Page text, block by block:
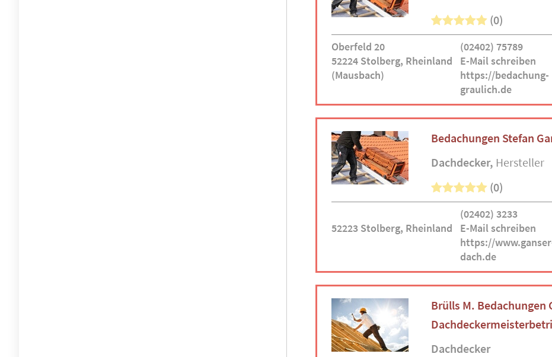
(0)
Oberfeld 20
52224 Stolberg, Rheinland
(Mausbach)
(02402) 75789
E-Mail schreiben
https://bedachung-
graulich.de
Bedachungen Stefan
Dachdecker Hersteller
(0)
52223 Stolberg, Rheinland
(02402) 3233
E-Mail schreiben
https://
dach.de
Brülls M. Bedachungen
Dachdecker